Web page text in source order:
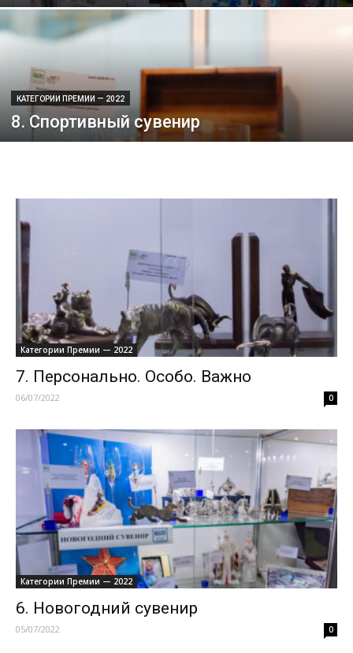
КАТЕГОРИИ ПРЕМИИ — 2022
8. Спортивный сувенир
Категории Премии — 2022
7. Персонально. Особо. Важно
06/07/2022 0
Категории Премии — 2022
6. Новогодний сувенир
05/07/2022 0